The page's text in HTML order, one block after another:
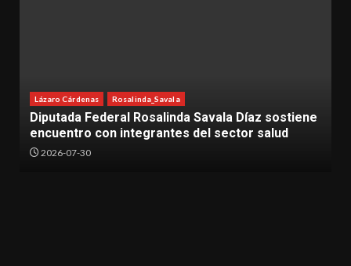
Rosalinda Savala Díaz sostiene
del sector salud
en tribuna durante
Diputados